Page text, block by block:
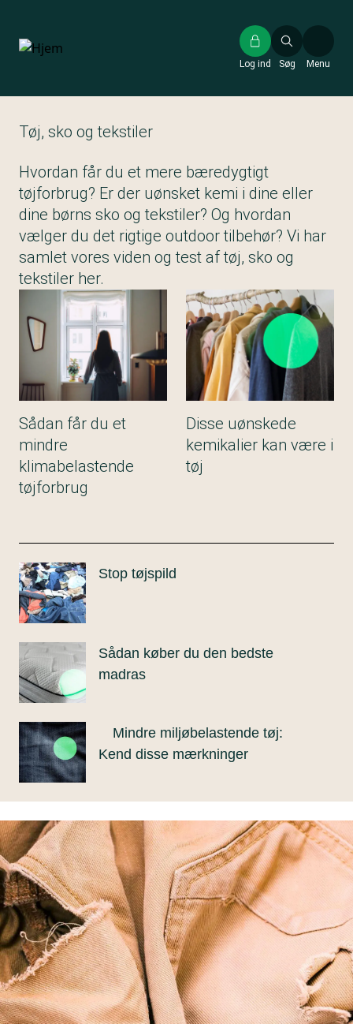
hovedindhold
Søg
Log ind Menu
Tøj, sko og tekstiler
Hvordan får du et mere bæredygtigt
tøjforbrug? Er der uønsket kemi i dine eller
dine børns sko og tekstiler? Og hvordan
vælger du det rigtige outdoor tilbehør? Vi har
samlet vores viden og test af tøj, sko og
tekstiler her.
Sådan får du et
mindre
klimabelastende
tøjforbrug
Disse uønskede
kemikalier kan være i
tøj
Stop tøjspild
Sådan køber du den bedste
madras
Mindre miljøbelastende tøj:
Kend disse mærkninger